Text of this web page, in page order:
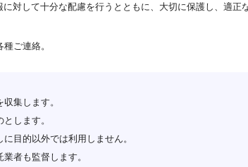
対して十分な配慮を行うとともに、大切に保護し、適正
ご連絡。
集します。
します。
目的以外では利用しません。
者も監督します。